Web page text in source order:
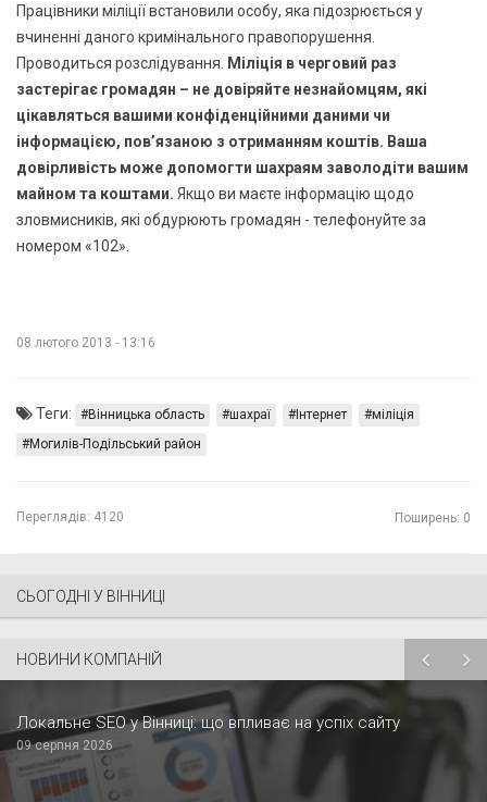
Працівники міліції встановили особу, яка підозрюється у
вчиненні даного кримінального правопорушення.
Проводиться розслідування.
Міліція в черговий раз
застерігає громадян – не довіряйте незнайомцям, які
цікавляться вашими конфіденційними даними чи
інформацією, пов’язаною з отриманням коштів. Ваша
довірливість може допомогти шахраям заволодіти вашим
майном та коштами. Якщо ви маєте інформацію щодо
зловмисників, які обдурюють громадян - телефонуйте за
номером «102».
08 лютого 2013 - 13:16
Теги: Вінницька область шахраї Інтернет
міліція
Могилів-Подільський район
Переглядів: 4120 Поширень: 0
СЬОГОДНІ У ВІННИЦІ
НОВИНИ КОМПАНІЙ
Локальне SEO у Вінниці: що впливає на успіх сайту
09 серпня 2026